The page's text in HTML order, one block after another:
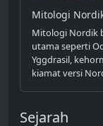
Mitologi
Mitologi Nordik
utama seperti
Yggdrasil,
kiamat versi
Sejarah